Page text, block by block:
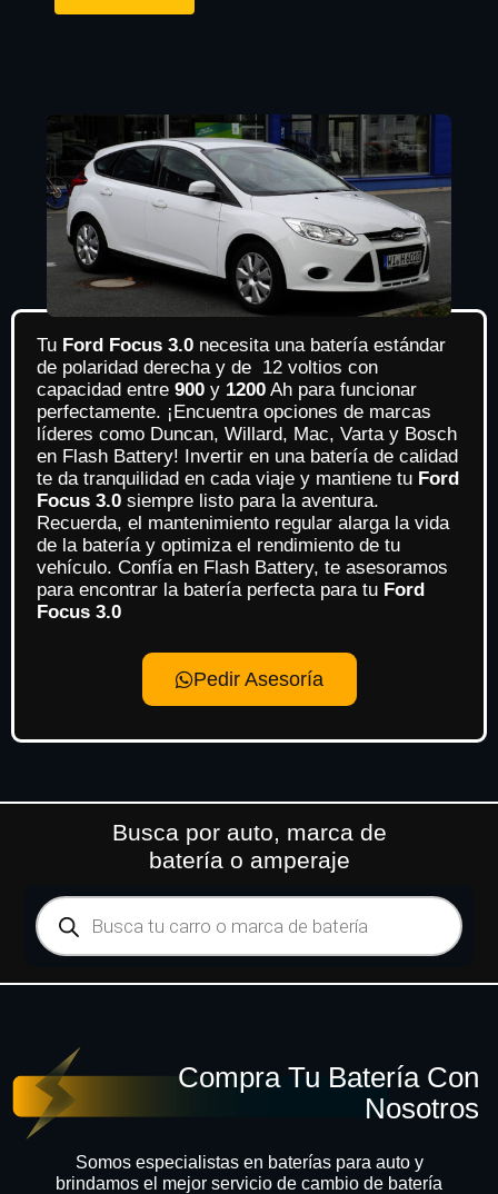
Tu Ford Focus 3.0 necesita una batería estándar
de polaridad derecha y de 12 voltios con
capacidad entre 900 y 1200 Ah para funcionar
perfectamente. ¡Encuentra opciones de marcas
líderes como Duncan, Willard, Mac, Varta y Bosch
en Flash Battery! Invertir en una batería de calidad
te da tranquilidad en cada viaje y mantiene tu Ford
Focus 3.0 siempre listo para la aventura.
Recuerda, el mantenimiento regular alarga la vida
de la batería y optimiza el rendimiento de tu
vehículo. Confía en Flash Battery, te asesoramos
para encontrar la batería perfecta para tu Ford
Focus 3.0
Pedir Asesoría
Busca por auto, marca de
batería o amperaje
Compra Tu Batería Con
Nosotros
Somos especialistas en baterías para auto y
brindamos el mejor servicio de cambio de batería